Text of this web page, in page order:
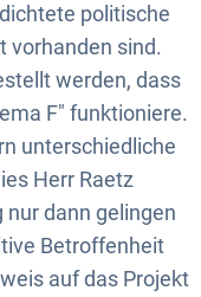
politische
vorhanden sind.
werden, dass
F" funktioniere.
unterschiedliche
Herr Raetz
dann gelingen
Betroffenheit
auf das Projekt